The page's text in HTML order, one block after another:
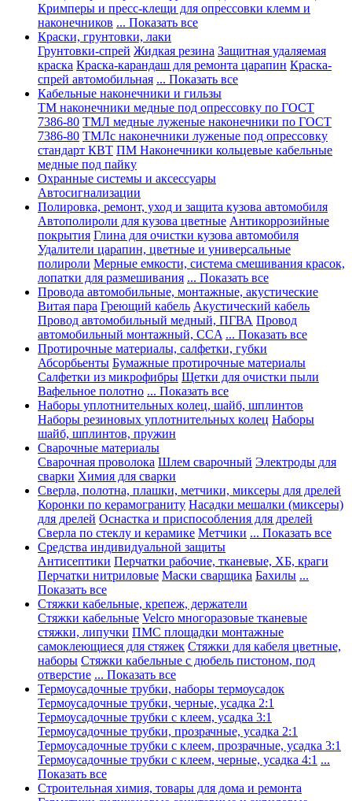
Кримперы и пресс-клещи для опрессовки клемм и
наконечников ... Показать все
Краски, грунтовки, лаки
Грунтовки-спрей Жидкая резина Защитная удаляемая
краска Краска-карандаш для ремонта царапин Краска-
спрей автомобильная ... Показать все
Кабельные наконечники и гильзы
ТМ наконечники медные под опрессовку по ГОСТ
7386-80 ТМЛ медные луженые наконечники по ГОСТ
7386-80 ТМЛс наконечники луженые под опрессовку
стандарт КВТ ПМ Наконечники кольцевые кабельные
медные под пайку
Охранные системы и аксессуары
Автосигнализации
Полировка, ремонт, уход и защита кузова автомобиля
Автополироли для кузова цветные Антикоррозийные
покрытия Глина для очистки кузова автомобиля
Удалители царапин, цветные и универсальные
полироли Мерные емкости, система смешивания красок,
лопатки для размешивания ... Показать все
Провода автомобильные, монтажные, акустические
Витая пара Греющий кабель Акустический кабель
Провод автомобильный медный, ПГВА Провод
автомобильный монтажный, CCA ... Показать все
Протирочные материалы, салфетки, губки
Абсорбьенты Бумажные протирочные материалы
Салфетки из микрофибры Щетки для очистки пыли
Вафельное полотно ... Показать все
Наборы уплотнительных колец, шайб, шплинтов
Наборы резиновых уплотнительных колец Наборы
шайб, шплинтов, пружин
Сварочные материалы
Сварочная проволока Шлем сварочный Электроды для
сварки Химия для сварки
Сверла, полотна, плашки, метчики, миксеры для дрелей
Коронки по керамограниту Насадки мешалки (миксеры)
для дрелей Оснастка и приспособления для дрелей
Сверла по стеклу и керамике Метчики ... Показать все
Средства индивидуальной защиты
Антисептики Перчатки рабочие, тканевые, ХБ, краги
Перчатки нитриловые Маски сварщика Бахилы ...
Показать все
Стяжки кабельные, крепеж, держатели
Стяжки кабельные Velcro многоразовые тканевые
стяжки, липучки ПМС площадки монтажные
самоклеющиеся для стяжек Стяжки для кабеля цветные,
наборы Стяжки кабельные с дюбель пистоном, под
отверстие ... Показать все
Термоусадочные трубки, наборы термоусадок
Термоусадочные трубки, черные, усадка 2:1
Термоусадочные трубки с клеем, усадка 3:1
Термоусадочные трубки, прозрачные, усадка 2:1
Термоусадочные трубки с клеем, прозрачные, усадка 3:1
Термоусадочные трубки с клеем, черные, усадка 4:1 ...
Показать все
Строительная химия, товары для дома и ремонта